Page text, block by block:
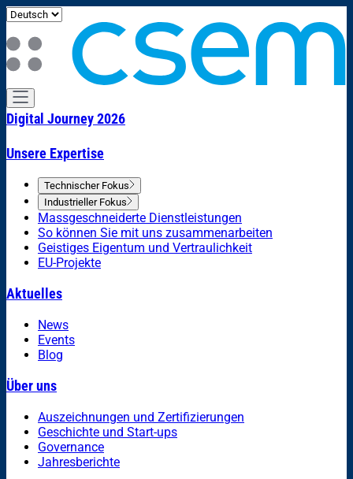
Digital Journey 2026
Unsere Expertise
Technischer Fokus
Industrieller Fokus
Massgeschneiderte Dienstleistungen
So können Sie mit uns zusammenarbeiten
Geistiges Eigentum und Vertraulichkeit
EU-Projekte
Aktuelles
News
Events
Blog
Über uns
Auszeichnungen und Zertifizierungen
Geschichte und Start-ups
Governance
Jahresberichte